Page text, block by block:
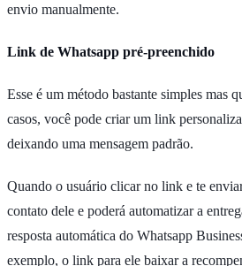
envio manualmente.
Link de Whatsapp pré-preenchido
Esse é um método bastante simples mas
casos, você pode criar um link
deixando uma mensagem padrão.
Quando o usuário clicar no link e te
contato dele e poderá automatizar a
resposta automática do Whatsapp
exemplo, o link para ele baixar a